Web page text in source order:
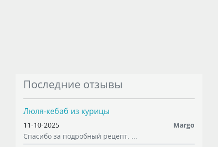
Последние отзывы
Люля-кебаб из курицы
11-10-2025
Margo
Спасибо за подробный рецепт. ...